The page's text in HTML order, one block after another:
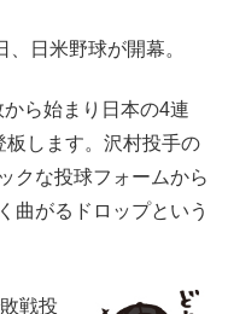
日米野球が開幕。
ら始まり日本の4連
します。沢村投手の
クな投球フォームから
曲がるドロップという
戦投